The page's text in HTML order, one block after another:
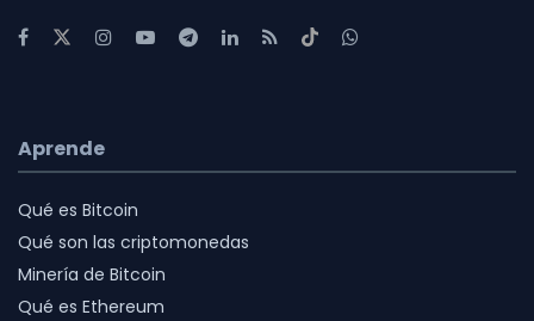
Aprende
Qué es Bitcoin
Qué son las criptomonedas
Minería de Bitcoin
Qué es Ethereum